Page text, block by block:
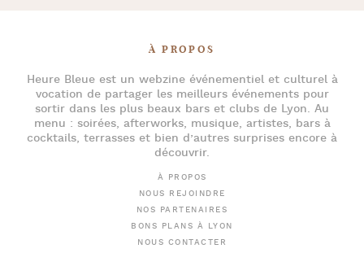
À PROPOS
Heure Bleueest un webzine événementiel et culturel à
vocation de partager les meilleurs événements pour
sortir dans les plus beaux bars et clubs de Lyon. Au
menu : soirées, afterworks, musique, artistes, bars à
cocktails, terrasses et bien d’autres surprises encore à
découvrir.
À PROPOS
NOUS REJOINDRE
NOS PARTENAIRES
BONS PLANS À LYON
NOUS CONTACTER